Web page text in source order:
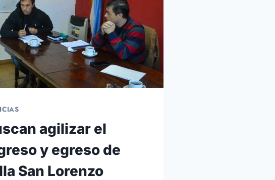
agilizar el
y egreso de
San Lorenzo